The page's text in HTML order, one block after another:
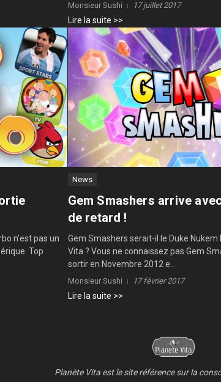
Monsieur Sushi 17 juillet 2017
Lire la suite >>
n’est pas un
Top
News
Gem Smashers arrive
de retard !
Gem Smashers serait-il le Duke
Vita ? Vous ne connaissez pas Gem
sortir en Novembre 2012 e...
Monsieur Sushi 17 février 2017
Lire la suite >>
Planète Vita est le site référence sur la